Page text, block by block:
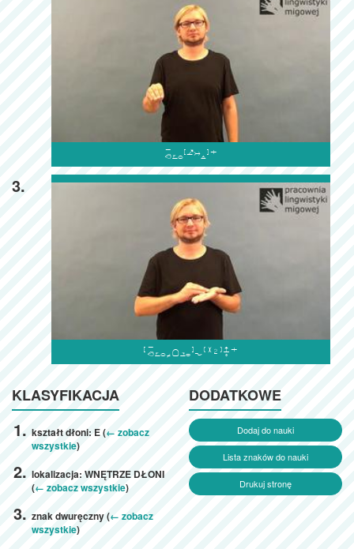

3.

KLASYFIKACJA
kształt dłoni: E (← zobacz
wszystkie)
lokalizacja: WNĘTRZE DŁONI
(← zobacz wszystkie)
znak dwuręczny (← zobacz
wszystkie)
DODATKOWE
Dodaj do nauki
Lista znaków do nauki
Drukuj stronę